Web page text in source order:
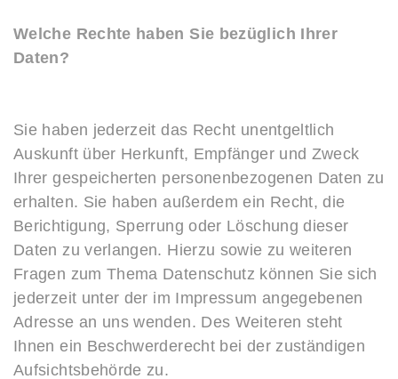
Welche Rechte haben Sie bezüglich Ihrer
Daten?
Sie haben jederzeit das Recht unentgeltlich
Auskunft über Herkunft, Empfänger und Zweck
Ihrer gespeicherten personenbezogenen Daten zu
erhalten. Sie haben außerdem ein Recht, die
Berichtigung, Sperrung oder Löschung dieser
Daten zu verlangen. Hierzu sowie zu weiteren
Fragen zum Thema Datenschutz können Sie sich
jederzeit unter der im Impressum angegebenen
Adresse an uns wenden. Des Weiteren steht
Ihnen ein Beschwerderecht bei der zuständigen
Aufsichtsbehörde zu.